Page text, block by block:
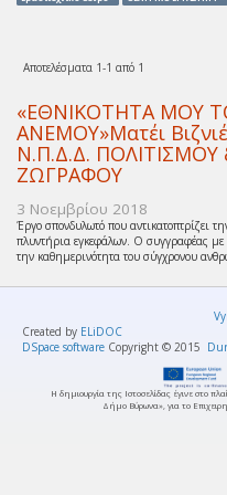
Αποτελέσματα 1-1 από 1
«ΕΘΝΙΚΟΤΗΤΑ ΜΟΥ
ΑΝΕΜΟΥ»Ματέι
Ν.Π.Δ.Δ.
ΖΩΓΡΑΦΟΥ
3 Νοεμβρίου 2018
Έργο σπονδυλωτό που αντικατοπτρίζει
πλυντήρια εγκεφάλων. Ο συγγραφέας με
την καθημερινότητα του σύγχρονου
Created by ELiDOC
DSpace software Copyright © 2015
Η δημιουργία της Ιστοσελίδας έγινε στο
Δήμο Βύρωνα», για το